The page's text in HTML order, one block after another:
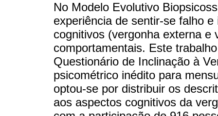
No Modelo Evolutivo
experiência de sentir-se falho
cognitivos (vergonha externa e
comportamentais. Este
Questionário de Inclinação à
psicométrico inédito para
optou-se por distribuir os
aos aspectos cognitivos da